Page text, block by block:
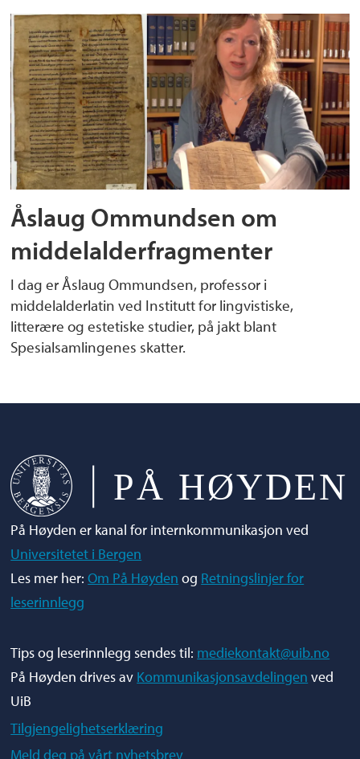
Åslaug Ommundsen om
middelalderfragmenter
I dag er Åslaug Ommundsen, professor i
middelalderlatin ved Institutt for lingvistiske,
litterære og estetiske studier, på jakt blant
Spesialsamlingenes skatter.
På Høyden er kanal for internkommunikasjon ved
Universitetet i Bergen
Les mer her:Om På Høyden og Retningslinjer for
leserinnlegg
Tips og leserinnlegg sendes til: mediekontakt@uib.no
På Høyden drives av Kommunikasjonsavdelingen ved
UiB
Tilgjengelighetserklæring
Meld deg på vårt nyhetsbrev